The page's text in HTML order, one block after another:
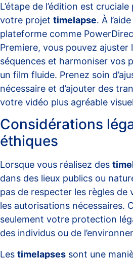
L’étape de l’édition est
votre projet timelapse. À
plateforme comme
Premiere, vous pouvez ajuster
séquences et harmoniser vos
un film fluide. Prenez soin
nécessaire et d’ajouter des
votre vidéo plus agréable
Considérations
éthiques
Lorsque vous réalisez des
dans des lieux publics ou
pas de respecter les règles de
les autorisations nécessaires.
seulement votre protection
des individus ou de
Les timelapses sont une